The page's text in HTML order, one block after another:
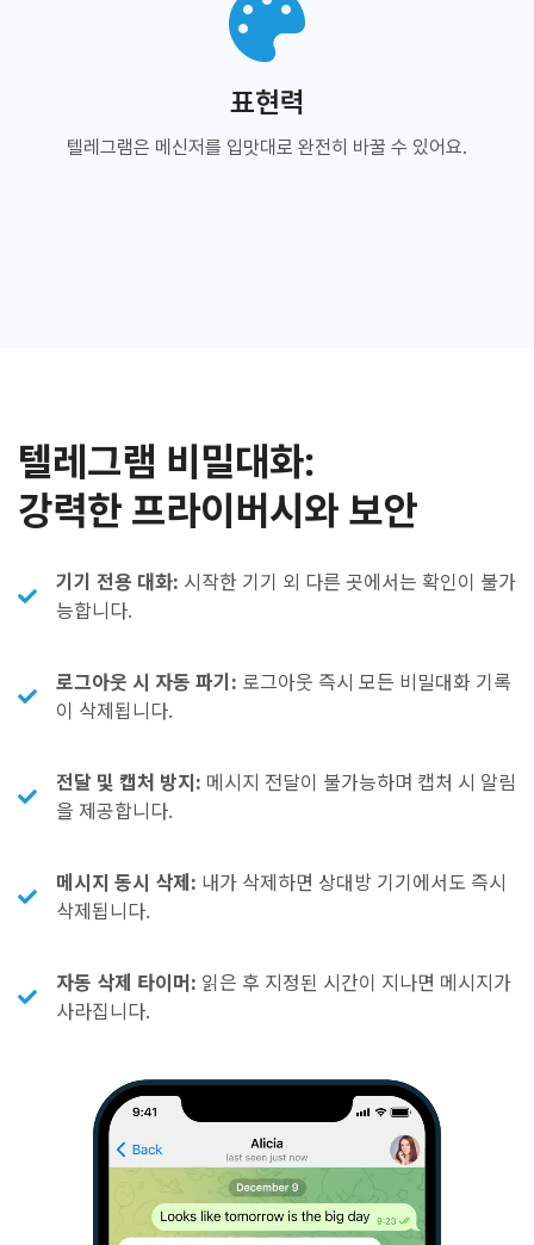
표현력
텔레그램은 메신저를 입맛대로 완전히 바꿀 수 있어요.
텔레그램 비밀대화:
강력한 프라이버시와 보안
기기 전용 대화: 시작한 기기 외 다른 곳에서는 확인이 불가
능합니다.
로그아웃 시 자동 파기: 로그아웃 즉시 모든 비밀대화 기록
이 삭제됩니다.
전달 및 캡처 방지: 메시지 전달이 불가능하며 캡처 시 알림
을 제공합니다.
메시지 동시 삭제: 내가 삭제하면 상대방 기기에서도 즉시
삭제됩니다.
자동 삭제 타이머: 읽은 후 지정된 시간이 지나면 메시지가
사라집니다.